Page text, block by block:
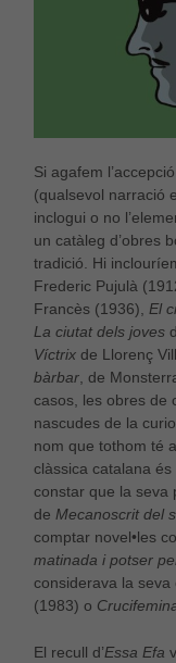
Si agafem
(qualsevol narració
inclogui o no
un catàleg d’obres
tradició. Hi
Frederic Pujulà
Francès (1936), El
La ciutat dels joves
Víctrixde Llorenç
bàrbar, de
casos, les obres de
nascudes de la
nom que tothom té
clàssica catalana
constar que la seva
de Mecanoscrit del
comptar novel•les
matinada i potser
considerava la seva
(1983) o
El recull d’Essa Efa